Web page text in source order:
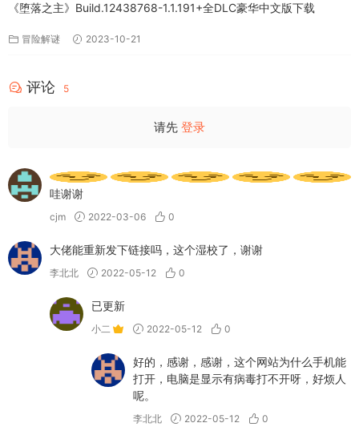
《堕落之主》Build.12438768-1.1.191+全DLC豪华中文版下载
冒险解谜 2023-10-21
评论 5
请先 登录
哇谢谢
cjm 2022-03-06 0
大佬能重新发下链接吗，这个湿校了，谢谢
李北北 2022-05-12 0
已更新
小二 2022-05-12 0
好的，感谢，感谢，这个网站为什么手机能
打开，电脑是显示有病毒打不开呀，好烦人
呢。
李北北 2022-05-12 0